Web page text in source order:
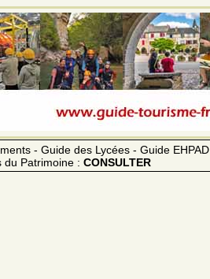
- Guide des Lycées - Guide EHPAD
du Patrimoine : CONSULTER